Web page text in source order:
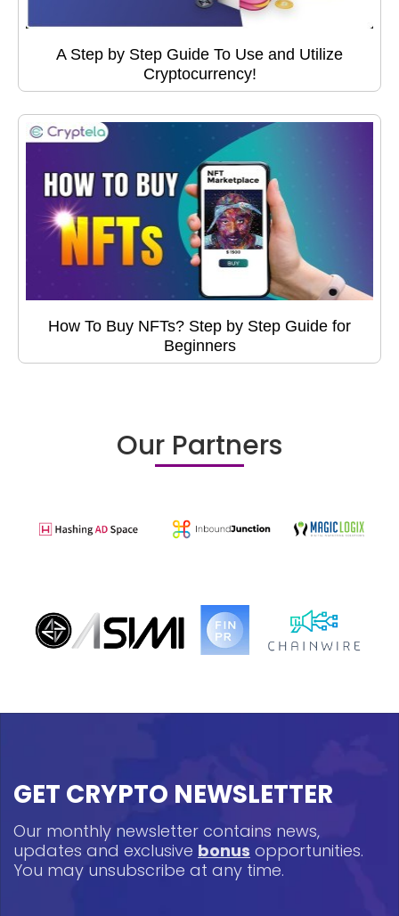
A Step by Step Guide To Use and Utilize
Cryptocurrency!
How To Buy NFTs? Step by Step Guide for
Beginners
Our Partners
GET CRYPTO NEWSLETTER
Our monthly newsletter contains news,
updates and exclusive bonus opportunities.
You may unsubscribe at any time.